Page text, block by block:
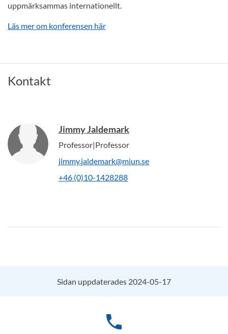
uppmärksammas internationellt.
Läs mer om konferensen här
Kontakt
Jimmy Jaldemark
Professor|Professor
jimmy.jaldemark@miun.se
+46 (0)10-1428288
Sidan uppdaterades 2024-05-17
phone